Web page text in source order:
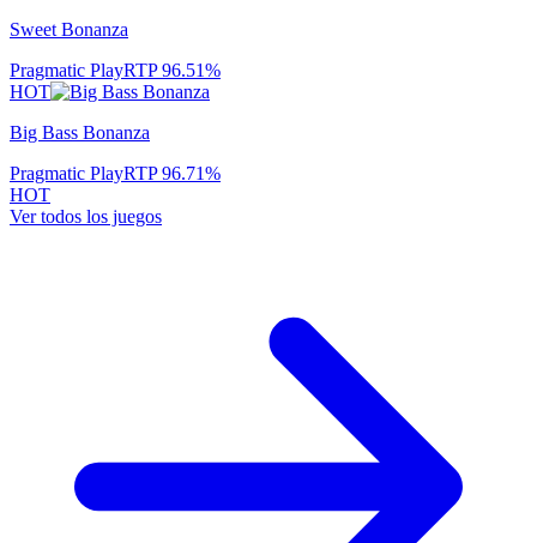
Sweet Bonanza
Pragmatic PlayRTP96.51%
HOT
Big Bass Bonanza
Pragmatic PlayRTP96.71%
HOT
Ver todos los juegos